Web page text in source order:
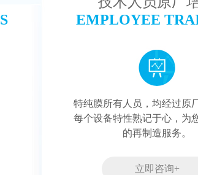
EMPLOYEE
特纯膜所有人员，均经过原
每个设备特性熟记于心，为
的再制造服务。
立即咨询+